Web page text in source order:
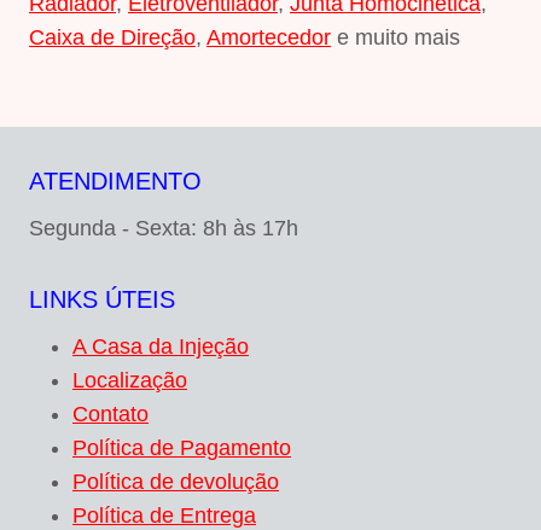
Caixa de Direção, Amortecedor e muito mais
ATENDIMENTO
Segunda - Sexta: 8h às 17h
LINKS ÚTEIS
A Casa da Injeção
Localização
Contato
Política de Pagamento
Política de devolução
Política de Entrega